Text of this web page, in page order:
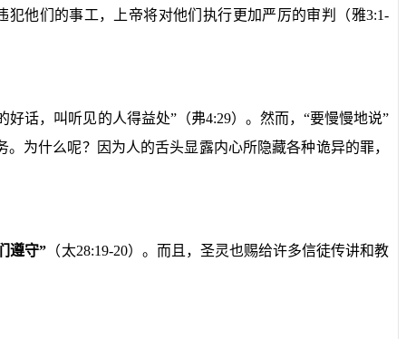
犯他们的事工，上帝将对他们执行更加严厉的审判（雅3:1-
好话，叫听见的人得益处”（弗4:29）。然而，“要慢慢地说”
为什么呢？因为人的舌头显露内心所隐藏各种诡异的罪，
遵守” （太28:19-20）。而且，圣灵也赐给许多信徒传讲和教